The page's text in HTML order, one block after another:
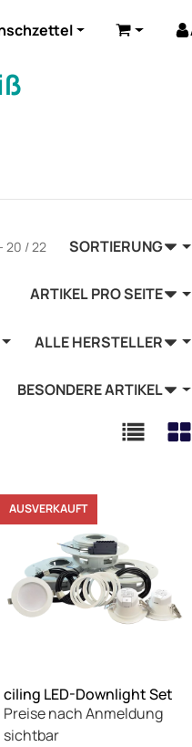
Elektrozubehör
Warenkorb
20 / 22 SORTIERUNG
ARTIKEL PRO SEITE
ALLE HERSTELLER
BESONDERE ARTIKEL
AUSVERKAUFT
ciling LED-Downlight Set
Preise nach Anmeldung
sichtbar